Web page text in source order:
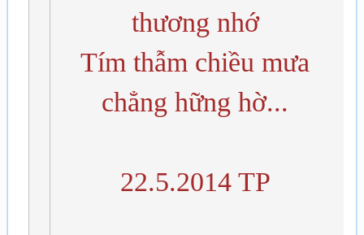
thương nhớ
Tím thẫm chiều mưa
chẳng hững hờ...
22.5.2014 TP